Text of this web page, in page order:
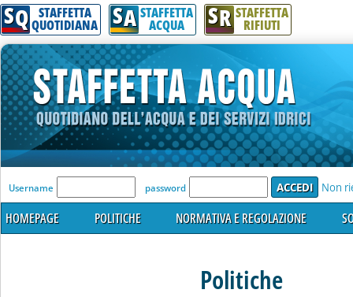
SQ STAFFETTA
QUOTIDIANA SA STAFFETTA
ACQUA SR STAFFETTA
RIFIUTI
'Modulo Login per accedere'
Username password Non
HOMEPAGE POLITICHE NORMATIVA E REGOLAZIONE
Politiche